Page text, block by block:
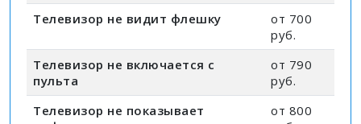
Телевизор не видит флешку
от 700
руб.
Телевизор не включается с
пульта
от 790
руб.
Телевизор не показывает
от 800